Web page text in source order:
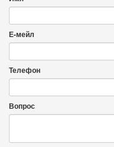
Е-мейл
Телефон
Вопрос